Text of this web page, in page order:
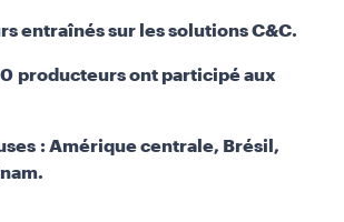
entraînés sur les solutions C&C.
producteurs ont participé aux
: Amérique centrale, Brésil,